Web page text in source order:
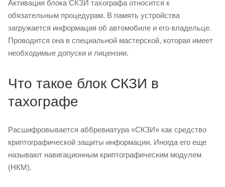
Активация блока СКЗИ тахографа относится к
обязательным процедурам. В память устройства
загружается информация об автомобиле и его владельце.
Проводится она в специальной мастерской, которая имеет
необходимые допуски и лицензии.
Что такое блок СКЗИ в
тахографе
Расшифровывается аббревиатура «СКЗИ» как средство
криптографической защиты информации. Иногда его еще
называют навигационным криптографическим модулем
(НКМ).